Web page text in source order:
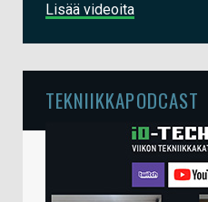
Lisää videoita
TEKNIIKKAPODCAST